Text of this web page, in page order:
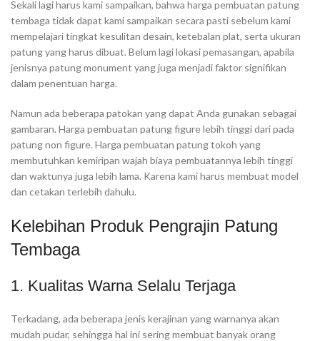
Sekali lagi harus kami sampaikan, bahwa harga pembuatan patung
tembaga tidak dapat kami sampaikan secara pasti sebelum kami
mempelajari tingkat kesulitan desain, ketebalan plat, serta ukuran
patung yang harus dibuat. Belum lagi lokasi pemasangan, apabila
jenisnya patung monument yang juga menjadi faktor signifikan
dalam penentuan harga.
Namun ada beberapa patokan yang dapat Anda gunakan sebagai
gambaran. Harga pembuatan patung figure lebih tinggi dari pada
patung non figure. Harga pembuatan patung tokoh yang
membutuhkan kemiripan wajah biaya pembuatannya lebih tinggi
dan waktunya juga lebih lama. Karena kami harus membuat model
dan cetakan terlebih dahulu.
Kelebihan Produk Pengrajin Patung
Tembaga
1. Kualitas Warna Selalu Terjaga
Terkadang, ada beberapa jenis kerajinan yang warnanya akan
mudah pudar, sehingga hal ini sering membuat banyak orang